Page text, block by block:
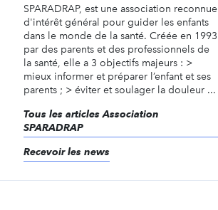
SPARADRAP, est une association reconnue
d'intérêt général pour guider les enfants
dans le monde de la santé. Créée en 1993
par des parents et des professionnels de
la santé, elle a 3 objectifs majeurs : >
mieux informer et préparer l’enfant et ses
parents ; > éviter et soulager la douleur ...
Tous les articles Association
SPARADRAP
Recevoir les news